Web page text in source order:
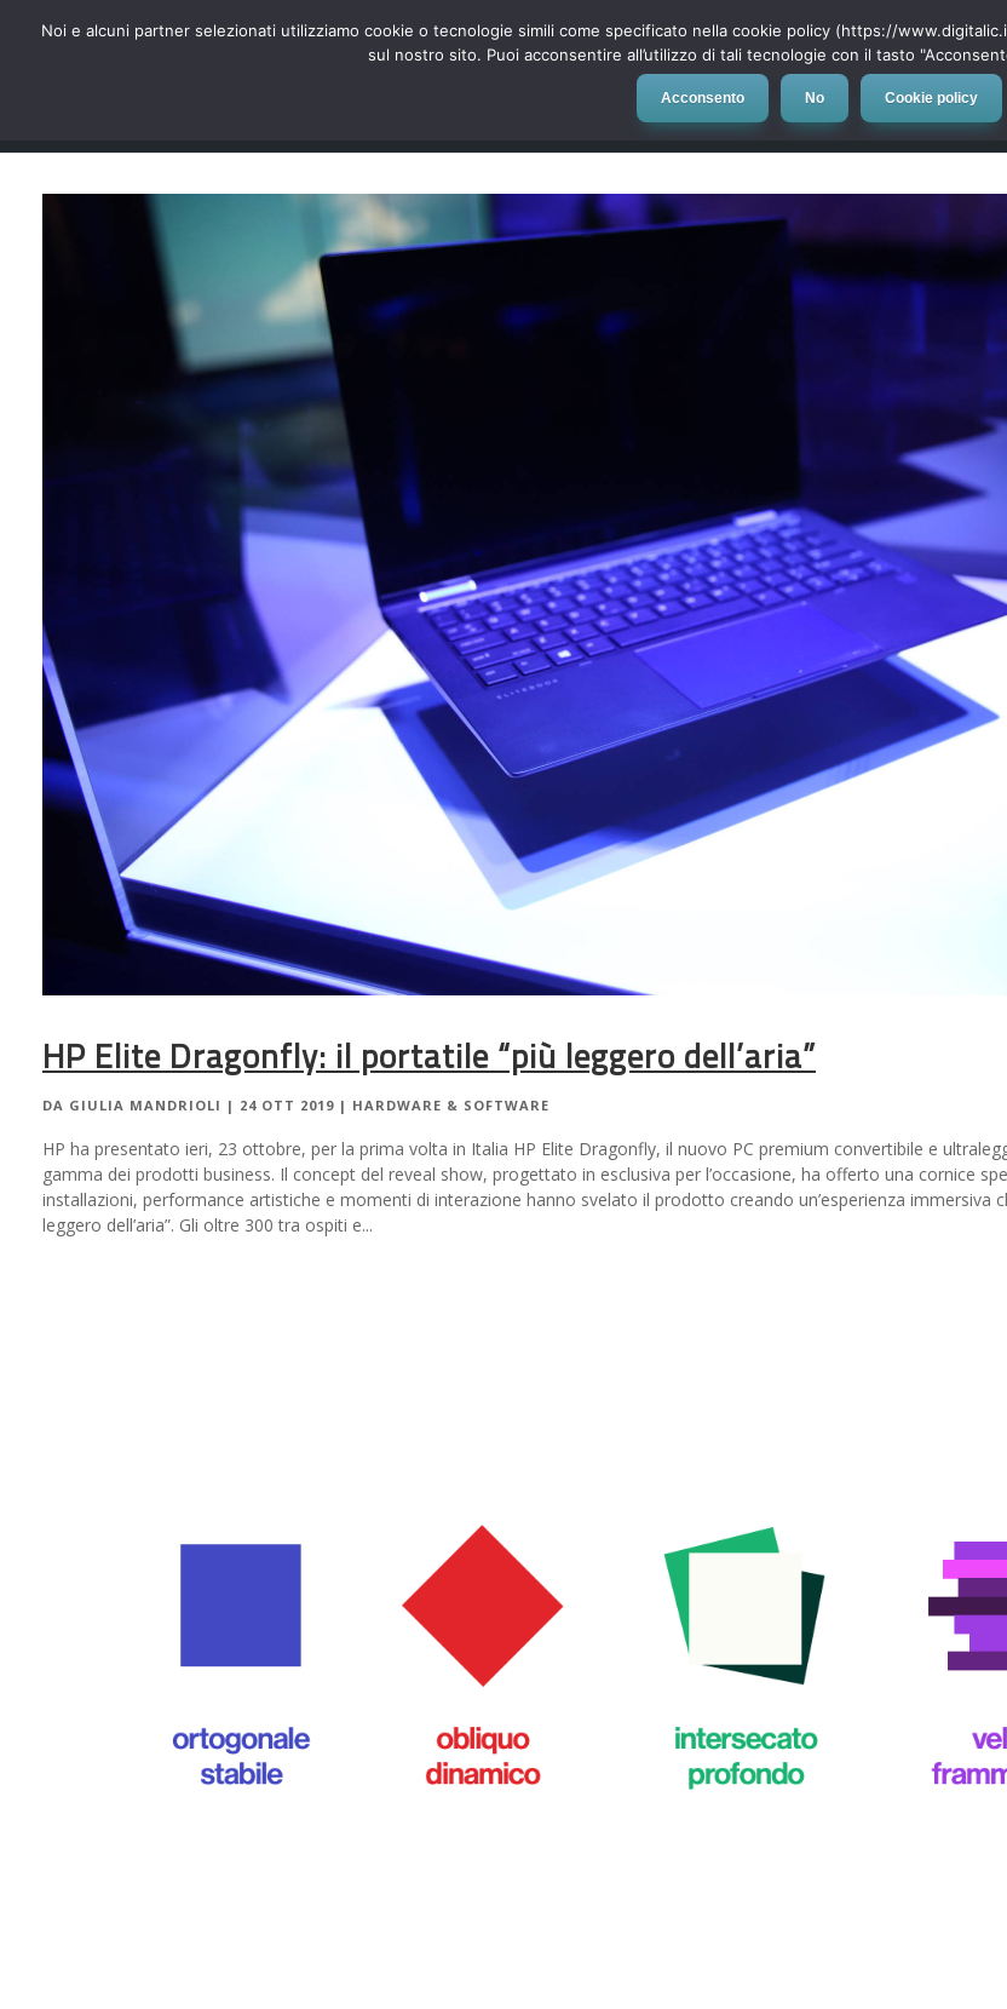
Social Network App Automotive
HP Elite Dragonfly: il portatile “più leggero dell’aria”
DA GIULIA MANDRIOLI | 24 OTT 2019 | HARDWARE & SOFTWARE
HP ha presentato ieri, 23 ottobre, per la prima volta in Italia HP Elite Dragonfly, il nuovo PC premium convertibile e
gamma dei prodotti business. Il concept del reveal show, progettato in esclusiva per l’occasione, ha offerto una cornice
installazioni, performance artistiche e momenti di interazione hanno svelato il prodotto creando un’esperienza immersiva
leggero dell’aria”. Gli oltre 300 tra ospiti e...
Noi e alcuni partner selezionati utilizziamo cookie o tecnologie simili come specificato nella cookie policy (https://
sul nostro sito. Puoi acconsentire all’utilizzo di tali tecnologie con il tasto
Acconsento No Cookie policy